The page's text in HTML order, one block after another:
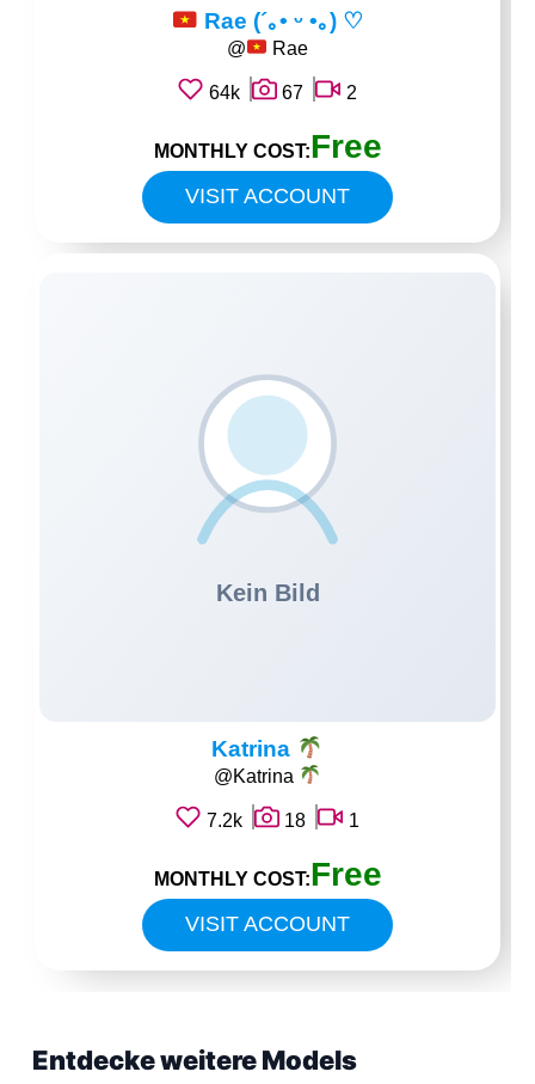
Rae (´｡• ᵕ •｡) ♡
@ Rae
64k 67 2
VISIT ACCOUNT
MONTHLY COST:Free
Katrina
@Katrina
7.2k 18 1
VISIT ACCOUNT
MONTHLY COST:Free
Entdecke weitere Models